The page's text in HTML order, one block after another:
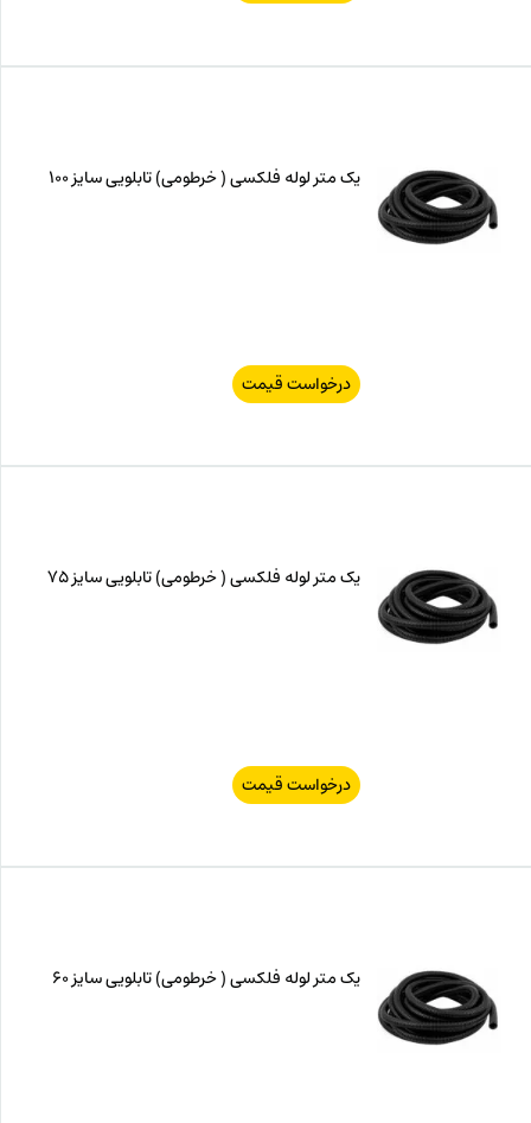
یک متر لوله فلکسی ( خرطومی) تابلویی سایز 100
درخواست قیمت
یک متر لوله فلکسی ( خرطومی) تابلویی سایز 75
درخواست قیمت
یک متر لوله فلکسی ( خرطومی) تابلویی سایز 60